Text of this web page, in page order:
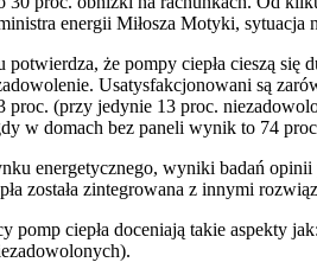
energii Miłosza Motyki,
potwierdza, że pompy ciepła cieszą
Usatysfakcjonowani są
proc. (przy jedynie 13 proc.
w domach bez paneli wynik to 74
energetycznego, wyniki badań
została zintegrowana z innymi
ciepła doceniają takie aspekty